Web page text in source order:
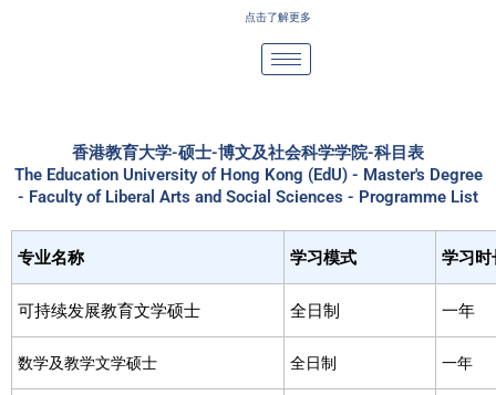
点击了解更多
香港教育大学-硕士-博文及社会科学学院-科目表
The Education University of Hong Kong (EdU) - Master's Degree
- Faculty of Liberal Arts and Social Sciences - Programme List
专业名称 学习模式 学习时
可持续发展教育文学硕士 全日制 一年
数学及教学文学硕士 全日制 一年